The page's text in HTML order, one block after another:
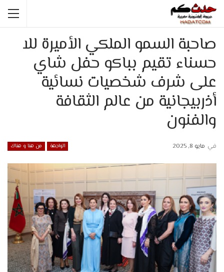
صاحبة السمو الملكي الأميرة للا
حسناء تقيم بباكو حفل شاي
على شرف شخصيات نسائية
أذربيجانية من عالم الثقافة
والفنون
الواجهة من هنا و هناك في مايو 8, 2025